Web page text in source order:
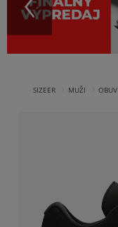
SIZEER MUŽI OBUV